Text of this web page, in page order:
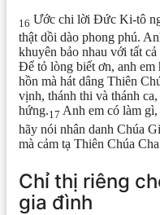
16 Ước chi lời Đức Ki-tô
thật dồi dào phong phú.
khuyên bảo nhau với tất
Để tỏ lòng biết ơn, anh em
hồn mà hát dâng Thiên
vịnh, thánh thi và thánh
hứng.17 Anh em có làm
hãy nói nhân danh Chúa
mà cảm tạ Thiên Chúa
Chỉ thị riêng
gia đình